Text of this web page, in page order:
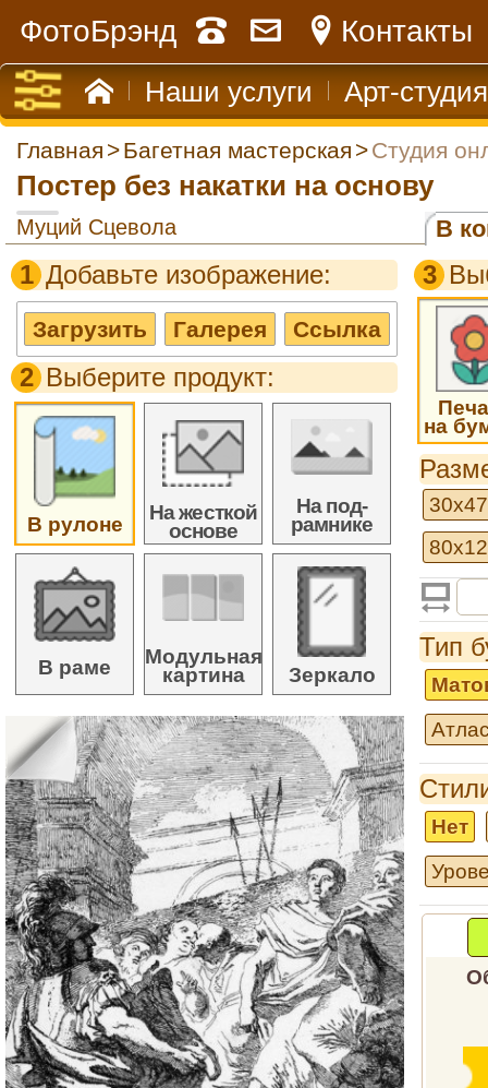
ФотоБрэнд Контакты
Наши услуги Арт-студия
Главная >Багетная мастерская >Студия
Постер без накатки на основу
Муций Сцевола В
1 Добавьте изображение:
Загрузить Галерея Ссылка
2 Выберите продукт:
В рулоне
На жесткой
основе
На под-
рамнике
В раме
Модульная
картина
Зеркало
3
на
30x47
Тип
Нет